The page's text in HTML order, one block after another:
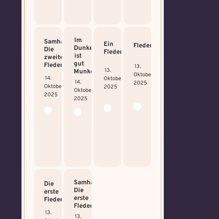
Samhain:
Die
zweite
Fledermaus!
14.
Oktober
2025
Im
Dunkeln
ist
gut
Munkeln…
14.
Oktober
2025
Ein
Fledermäuschen
13.
Oktober
2025
Fledermausfang
13.
Oktober
2025
Die
erste
Fledermaus
13.
Samhain:
Die
erste
Fledermaus!
13.